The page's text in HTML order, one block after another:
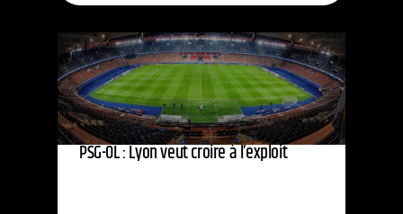
PSG-OL : Lyon veut croire à l’exploit